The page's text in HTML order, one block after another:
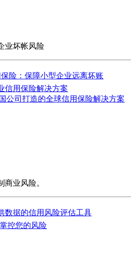
业坏帐风险
险：保障小型企业远离坏账
信用保险解决方案
公司打造的全球信用保险解决方案
业风险。
数据的信用风险评估工具
控您的风险